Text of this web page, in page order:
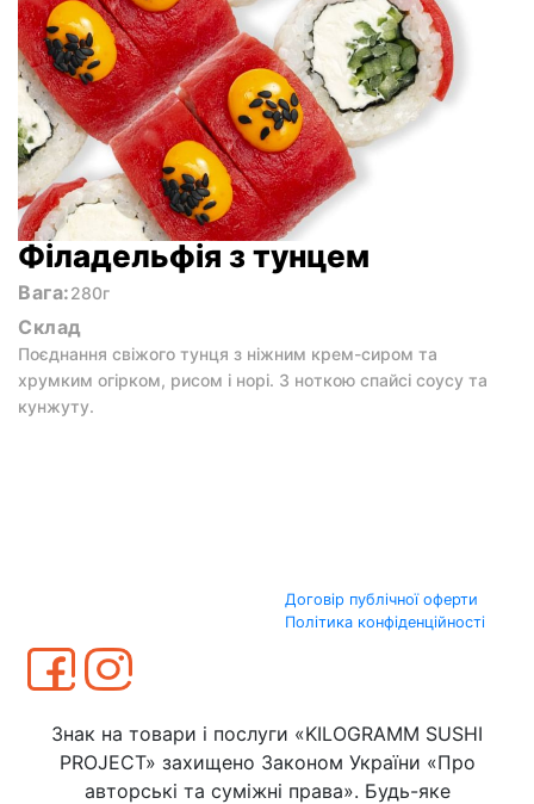
Філадельфія з тунцем
Вага:280г
Склад
Поєднання свіжого тунця з ніжним крем-сиром та
хрумким огірком, рисом і норі. З ноткою спайсі соусу та
кунжуту.
Договір публічної оферти
Політика конфіденційності
Знак на товари і послуги «KILOGRAMM SUSHI
PROJECT» захищено Законом України «Про
авторські та суміжні права». Будь-яке